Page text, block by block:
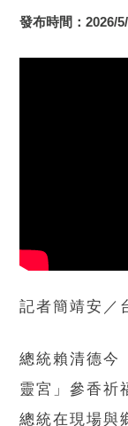
發布時間：2026/
記者簡靖安／
總統賴清德今
靈宮」參香祈
總統在現場與